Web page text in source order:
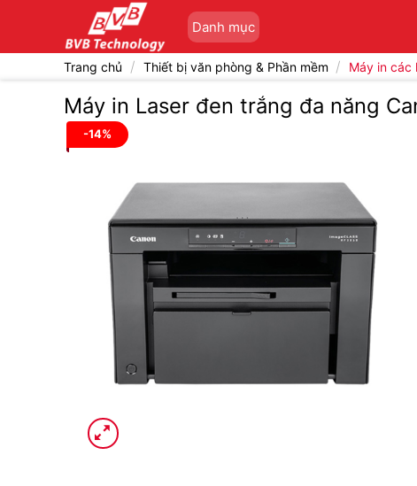
Danh mục
Trang chủ / Thiết bị văn phòng & Phần mềm / Máy in các
Máy in Laser đen trắng đa năng
-14%